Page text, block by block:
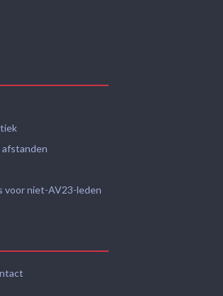
afstanden
voor niet-AV23-leden